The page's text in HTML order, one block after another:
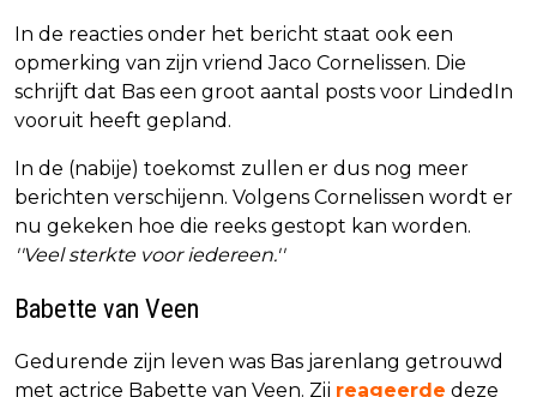
In de reacties onder het bericht staat ook een
opmerking van zijn vriend Jaco Cornelissen. Die
schrijft dat Bas een groot aantal posts voor LindedIn
vooruit heeft gepland.
In de (nabije) toekomst zullen er dus nog meer
berichten verschijenn. Volgens Cornelissen wordt er
nu gekeken hoe die reeks gestopt kan worden.
''Veel sterkte voor iedereen.''
Babette van Veen
Gedurende zijn leven was Bas jarenlang getrouwd
met actrice Babette van Veen. Zij reageerde deze